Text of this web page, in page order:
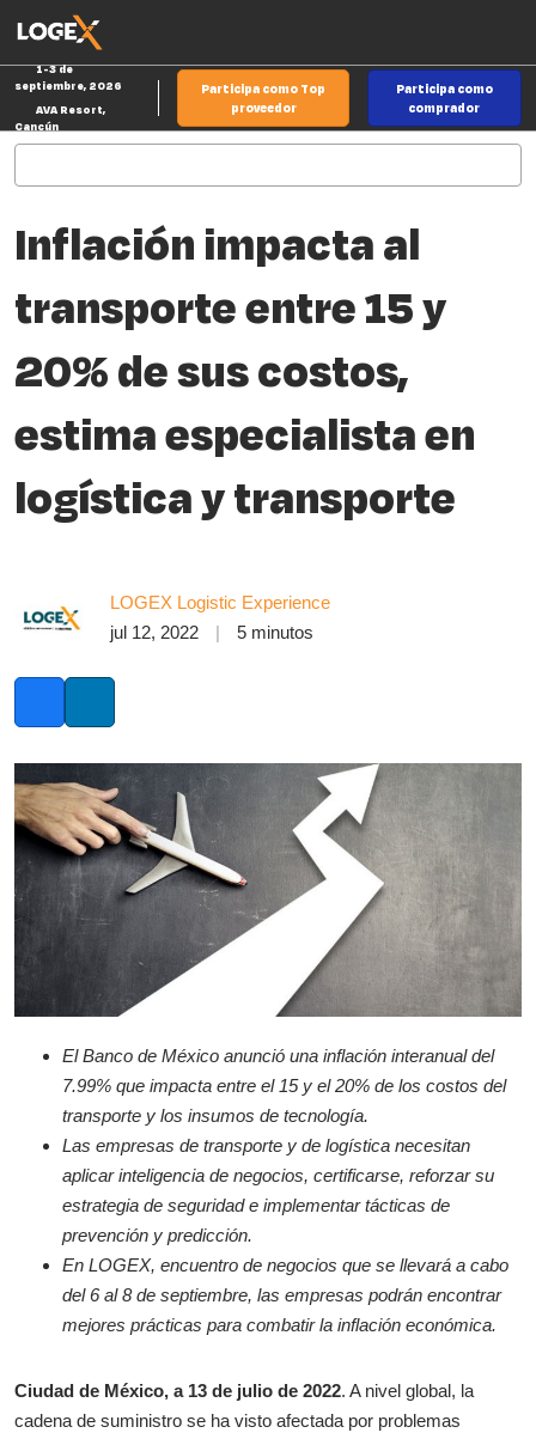
al
contenido
1-3 de
septiembre, 2026
AVA Resort,
Cancún
Participa como Top
proveedor
Participa como
comprador
Inflación impacta al
transporte entre 15 y
20% de sus costos,
estima especialista en
logística y transporte
LOGEX Logistic Experience
jul 12, 2022
5 minutos
El Banco de México anunció una inflación interanual del
7.99% que impacta entre el 15 y el 20% de los costos del
transporte y los insumos de tecnología.
Las empresas de transporte y de logística necesitan
aplicar inteligencia de negocios, certificarse, reforzar su
estrategia de seguridad e implementar tácticas de
prevención y predicción.
En LOGEX, encuentro de negocios que se llevará a cabo
del 6 al 8 de septiembre, las empresas podrán encontrar
mejores prácticas para combatir la inflación económica.
Ciudad de México, a 13 de julio de 2022. A nivel global, la
cadena de suministro se ha visto afectada por problemas